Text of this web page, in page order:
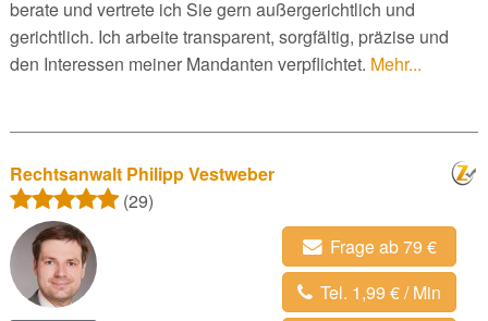
berate und vertrete ich Sie gern außergerichtlich und
gerichtlich. Ich arbeite transparent, sorgfältig, präzise und
den Interessen meiner Mandanten verpflichtet. Mehr...
Rechtsanwalt Philipp Vestweber
(29)
Frage ab 79 €
Tel. 1,99 € / Min